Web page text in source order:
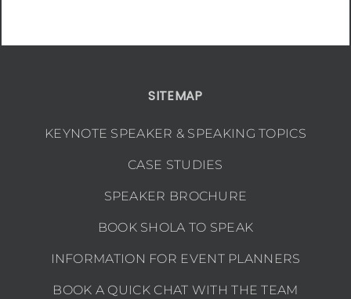
SITEMAP
KEYNOTE SPEAKER & SPEAKING TOPICS
CASE STUDIES
SPEAKER BROCHURE
BOOK SHOLA TO SPEAK
INFORMATION FOR EVENT PLANNERS
BOOK A QUICK CHAT WITH THE TEAM